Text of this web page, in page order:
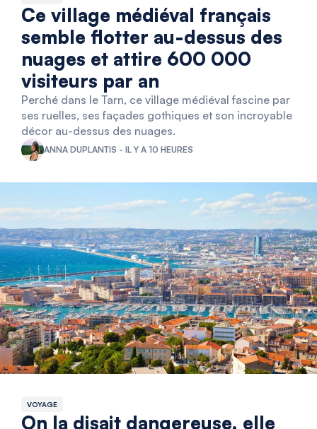
Ce village médiéval français
semble flotter au-dessus des
nuages et attire 600 000
visiteurs par an
Perché dans le Tarn, ce village médiéval fascine par
ses ruelles, ses façades gothiques et son incroyable
décor au-dessus des nuages.
ANNA DUPLANTIS - IL Y A 10 HEURES
VOYAGE
On la disait dangereuse, elle